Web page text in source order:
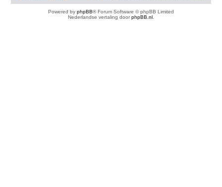
Powered by phpBB® Forum Software © phpBB Limited
Nederlandse vertaling doorphpBB.nl